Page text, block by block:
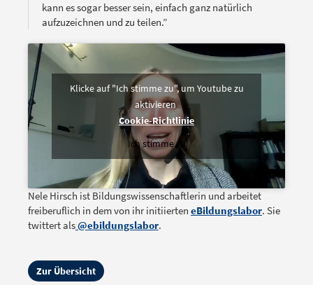
kann es sogar besser sein, einfach ganz natürlich
aufzuzeichnen und zu teilen.”
Klicke auf "Ich stimme zu", um Youtube zu
aktivieren
Cookie-Richtlinie
Ich stimme zu
Nele Hirsch ist Bildungswissenschaftlerin und arbeitet
freiberuflich in dem von ihr initiierten eBildungslabor. Sie
twittert als@ebildungslabor.
Zur Übersicht